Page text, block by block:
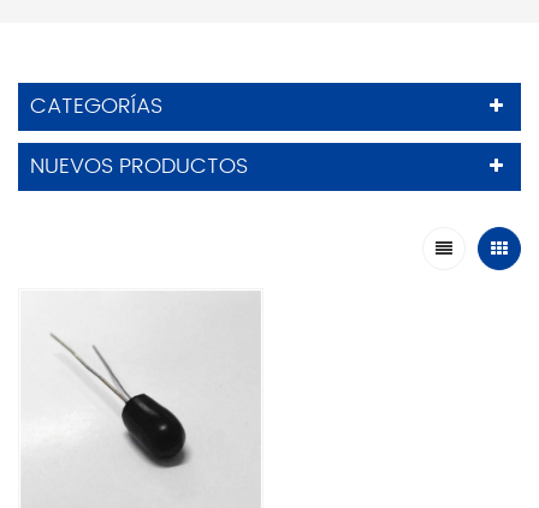
CATEGORÍAS
NUEVOS PRODUCTOS